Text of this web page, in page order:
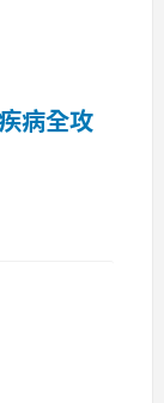
病全攻